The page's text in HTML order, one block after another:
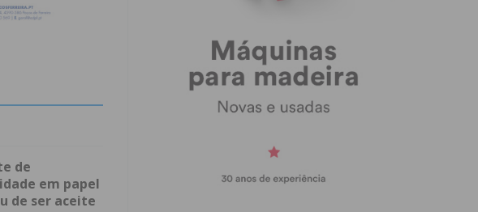
de
em papel
de ser aceite